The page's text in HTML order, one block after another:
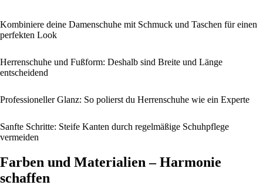
Kombiniere deine Damenschuhe mit Schmuck und Taschen für einen
perfekten Look
Herrenschuhe und Fußform: Deshalb sind Breite und Länge
entscheidend
Professioneller Glanz: So polierst du Herrenschuhe wie ein Experte
Sanfte Schritte: Steife Kanten durch regelmäßige Schuhpflege
vermeiden
Farben und Materialien – Harmonie
schaffen